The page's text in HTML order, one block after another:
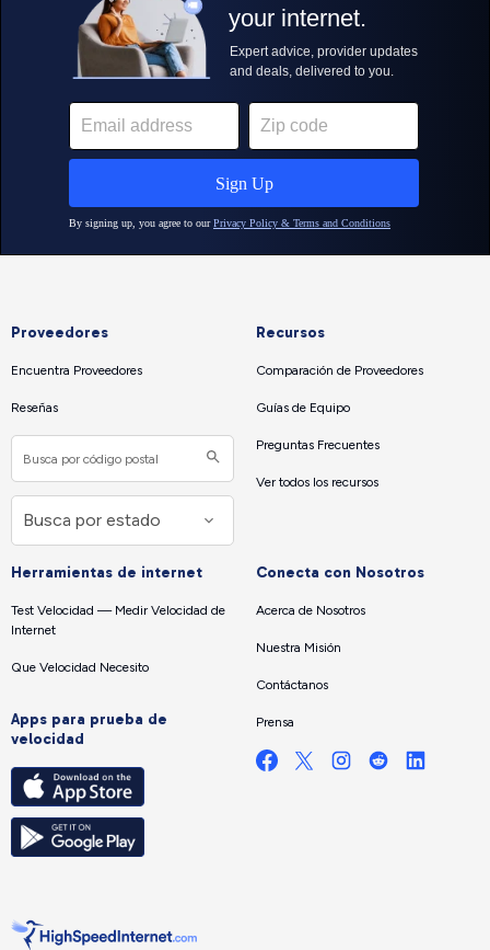
Proveedores
Encuentra Proveedores
Reseñas
Recursos
Comparación de Proveedores
Guías de Equipo
Preguntas Frecuentes
Ver todos los recursos
Herramientas de internet
Test Velocidad — Medir Velocidad de
Internet
Que Velocidad Necesito
Apps para prueba de
velocidad
Conecta con Nosotros
Acerca de Nosotros
Nuestra Misión
Contáctanos
Prensa